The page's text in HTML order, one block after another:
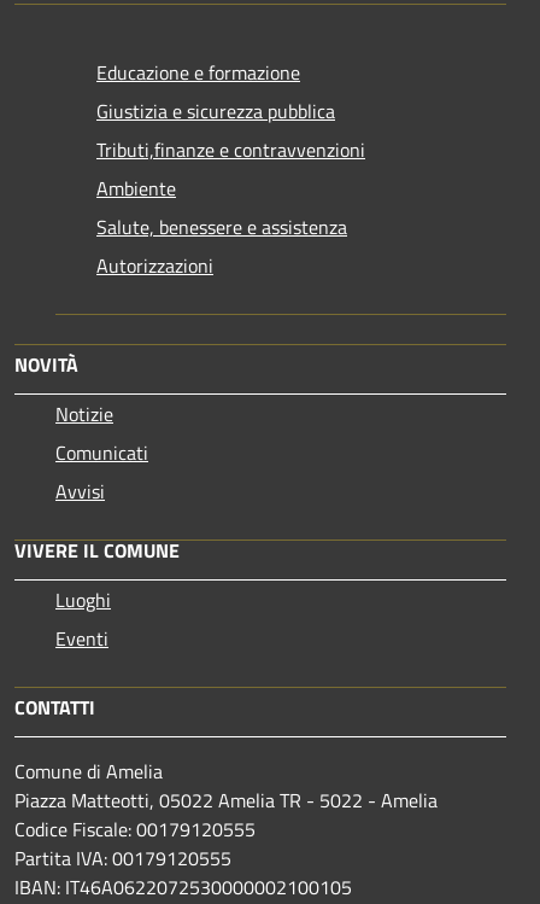
Educazione e formazione
Giustizia e sicurezza pubblica
Tributi,finanze e contravvenzioni
Ambiente
Salute, benessere e assistenza
Autorizzazioni
NOVITÀ
Notizie
Comunicati
Avvisi
VIVERE IL COMUNE
Luoghi
Eventi
CONTATTI
Comune di Amelia
Piazza Matteotti, 05022 Amelia TR - 5022 - Amelia
Codice Fiscale: 00179120555
Partita IVA: 00179120555
IBAN: IT46A0622072530000002100105